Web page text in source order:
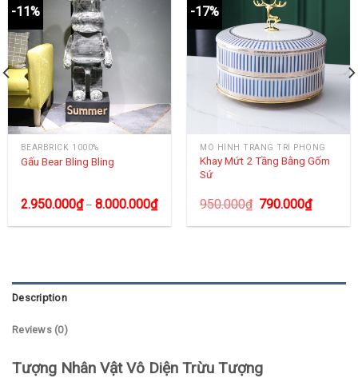
-11%
BEARBRICK 1000%
Gấu Bear Bling Bling
2.950.000₫– 8.000.000₫
-17%
MÔ HÌNH TRANG TRÍ PHÒNG
Khay Mứt 2 Tầng Bằng Gốm
Sứ
950.000₫ 790.000₫
Description
Reviews (0)
Tượng Nhân Vật Vô Diện Trừu Tượng